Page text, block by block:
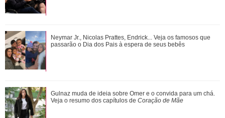
João Raul diz para Agrado que não está conseguindo
conviver com seu sucesso. Veja os resum...
Neymar Jr., Nicolas Prattes, Endrick... Veja os famosos que
passarão o Dia dos Pais à espera de seus bebês
Gulnaz muda de ideia sobre Omer e o convida para um chá.
Veja o resumo dos capítulos de Coração de Mãe